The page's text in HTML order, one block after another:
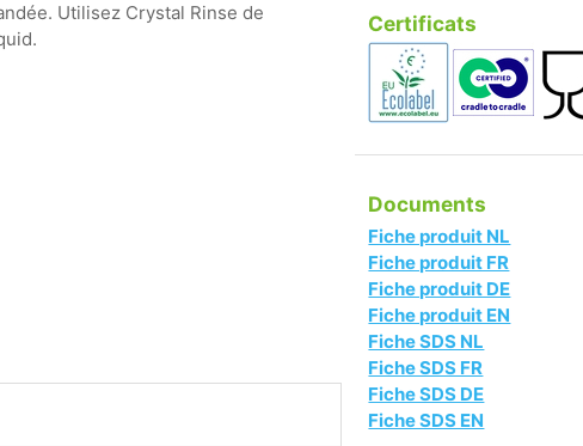
Certificats
Documents
Fiche produit NL
Fiche produit FR
Fiche produit DE
Fiche produit EN
Fiche SDS NL
Fiche SDS FR
Fiche SDS DE
Fiche SDS EN
Utilisez Crystal Rinse de